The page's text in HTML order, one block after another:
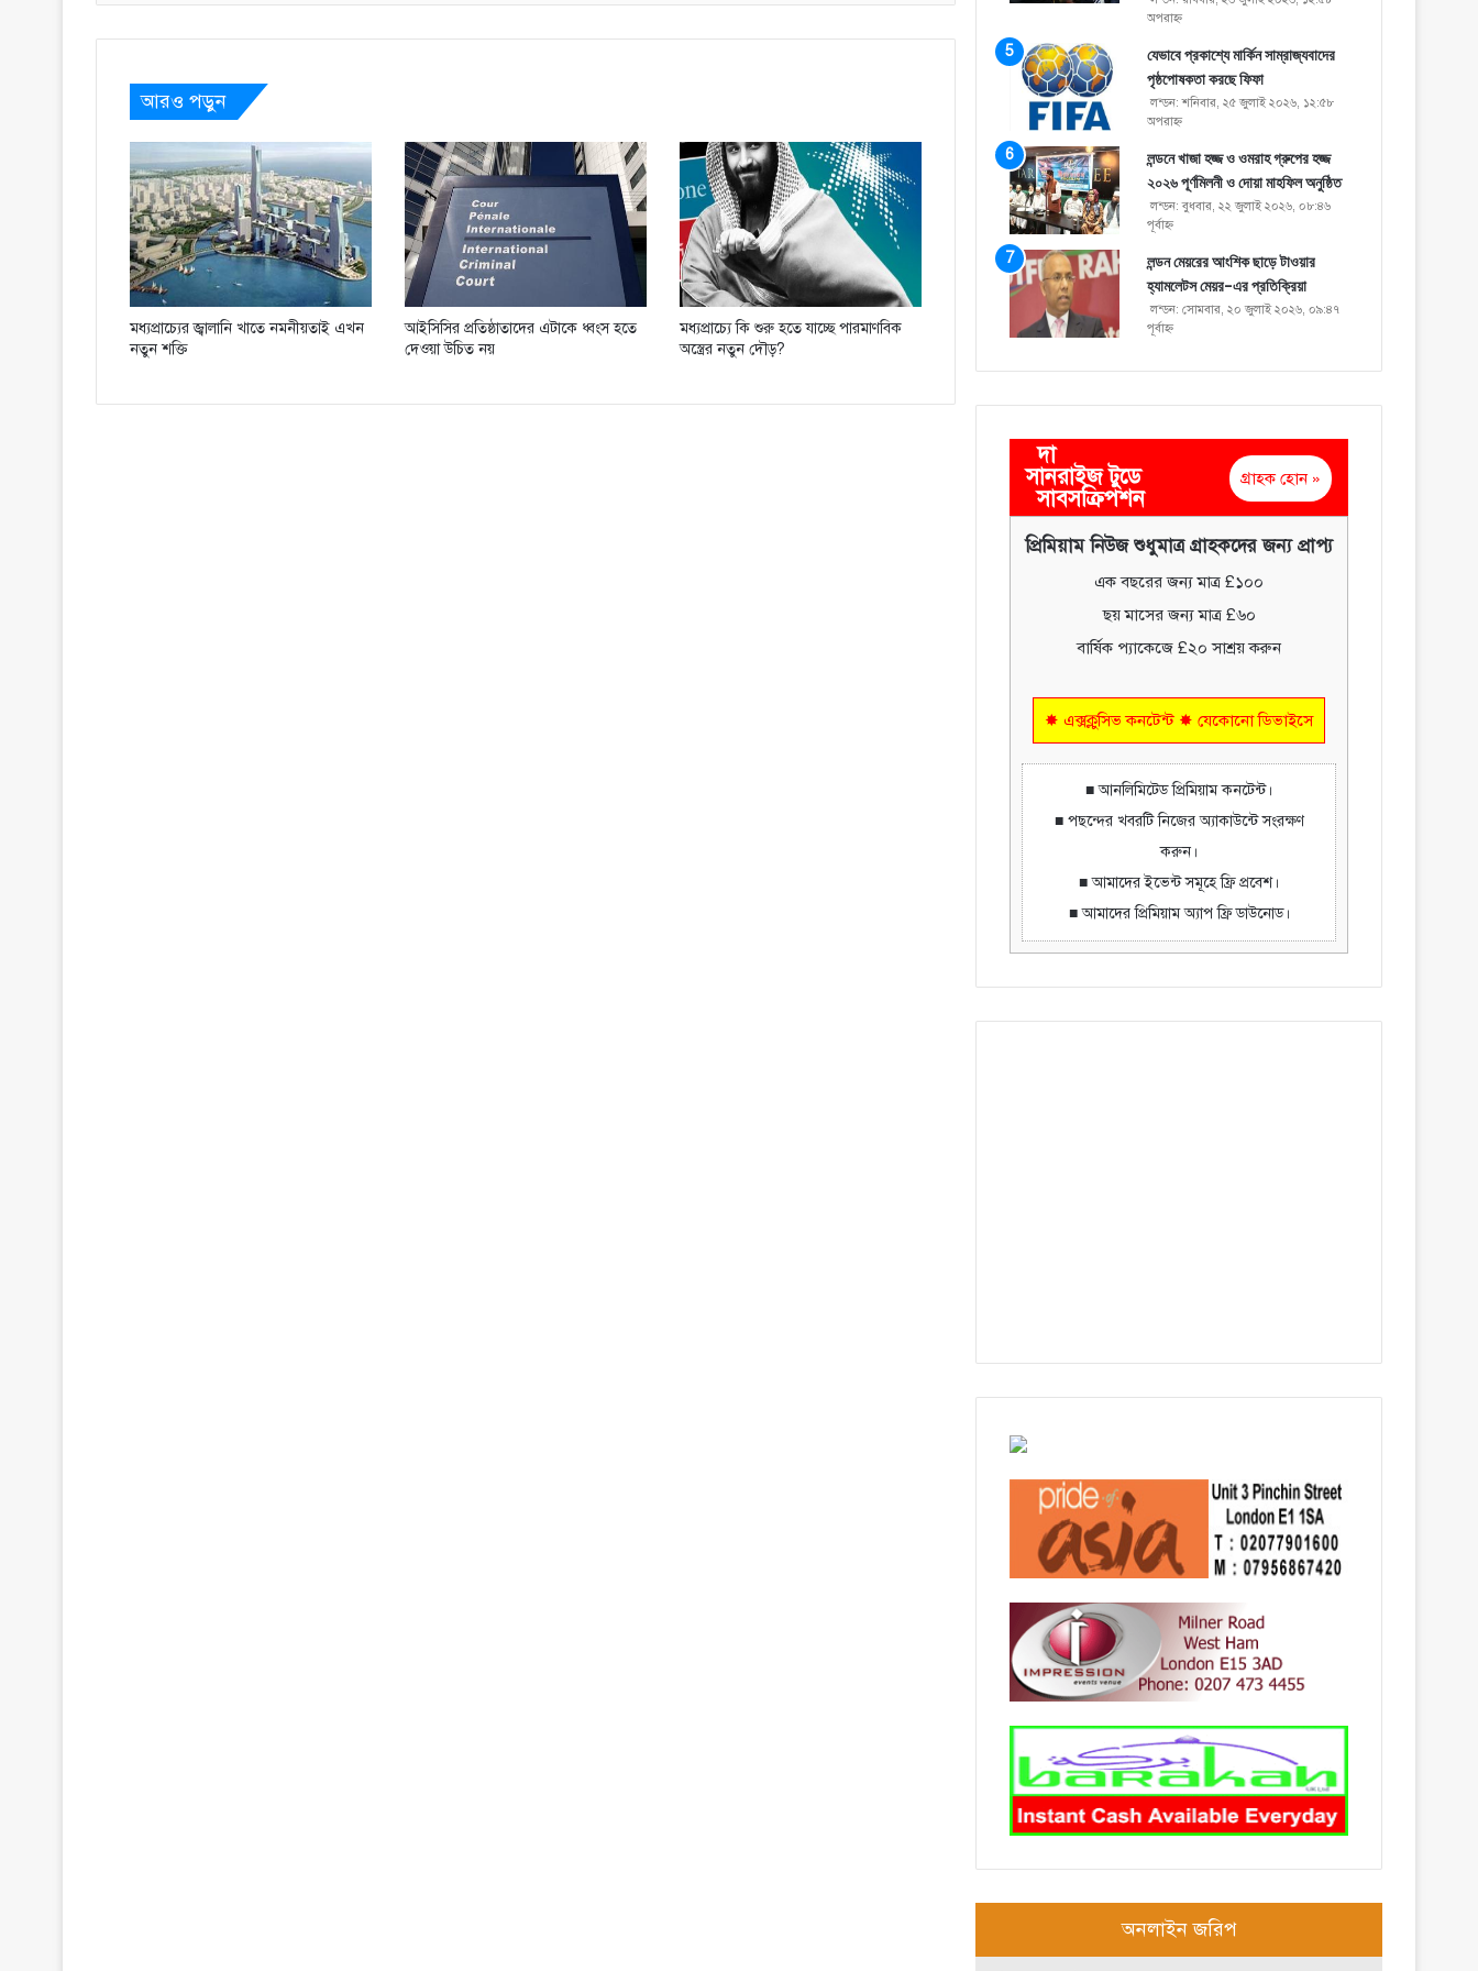
আরও পড়ুন
মধ্যপ্রাচ্যের জ্বালানি খাতে নমনীয়তাই এখন
নতুন শক্তি
আইসিসির প্রতিষ্ঠাতাদের এটাকে ধ্বংস হতে
দেওয়া উচিত নয়
মধ্যপ্রাচ্যে কি শুরু হতে যাচ্ছে পারমাণবিক
অস্ত্রের নতুন দৌড়?
অপরাহ্ণ
যেভাবে প্রকাশ্যে মার্কিন সাম্রাজ্যবাদের
পৃষ্ঠপোষকতা করছে ফিফা
লন্ডন: শনিবার, ২৫ জুলাই ২০২৬, ১২:৫৮
অপরাহ্ণ
লন্ডনে খাজা হজ্জ ও ওমরাহ গ্রুপের হজ্জ
২০২৬ পূর্ণমিলনী ও দোয়া মাহফিল অনুষ্ঠিত
লন্ডন: বুধবার, ২২ জুলাই ২০২৬, ০৮:৪৬
পূর্বাহ্ণ
লন্ডন মেয়রের আংশিক ছাড়ে টাওয়ার
হ্যামলেটস মেয়র-এর প্রতিক্রিয়া
লন্ডন: সোমবার, ২০ জুলাই ২০২৬, ০৯:৪৭
পূর্বাহ্ণ
দা
সানরাইজ টুডে
সাবসক্রিপশন
গ্রাহক হোন »
প্রিমিয়াম নিউজ শুধুমাত্র গ্রাহকদের জন্য প্রাপ্য
এক বছরের জন্য মাত্র £১০০
ছয় মাসের জন্য মাত্র £৬০
বার্ষিক প্যাকেজে £২০ সাশ্রয় করুন
✸ এক্সক্লুসিভ কনটেন্ট ✸ যেকোনো ডিভাইসে
■ আনলিমিটেড প্রিমিয়াম কনটেন্ট।
■ পছন্দের খবরটি নিজের অ্যাকাউন্টে সংরক্ষণ
করুন।
■ আমাদের ইভেন্ট সমূহে ফ্রি প্রবেশ।
■ আমাদের প্রিমিয়াম অ্যাপ ফ্রি ডাউনোড।
অনলাইন জরিপ